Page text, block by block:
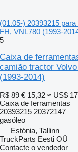
(01.05-) 20393215
FH, VNL780 (1993-
5
Caixa de
camião tractor
(1993-2014)
R$ 89 € 15,32 ≈ US$
Caixa de ferramentas
20393215 20372147
gasóleo
Estónia, Tallinn
TruckParts Eesti OÜ
Contacte o vendedor